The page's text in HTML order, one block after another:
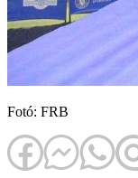
Fotó: FRB